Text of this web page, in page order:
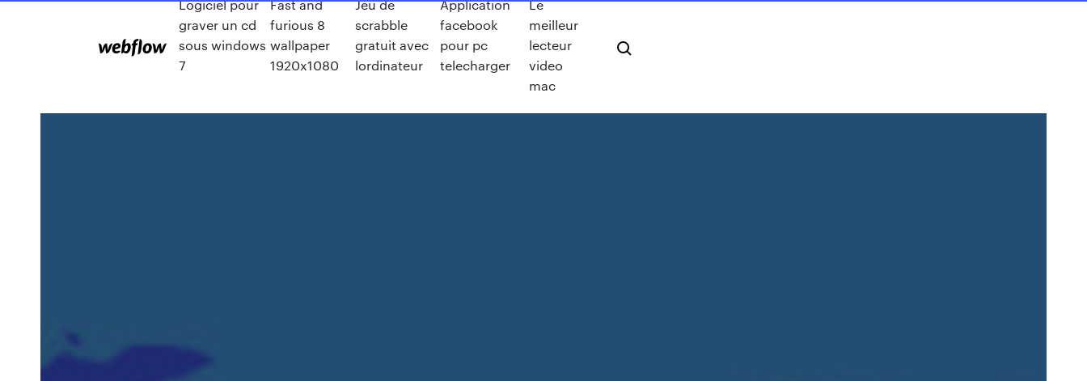
Logiciel pour
graver un cd
sous windows
7
Fast and
furious 8
wallpaper
1920x1080
Jeu de
scrabble
gratuit avec
lordinateur
Application
facebook
pour pc
telecharger
Le
meilleur
lecteur
video
mac